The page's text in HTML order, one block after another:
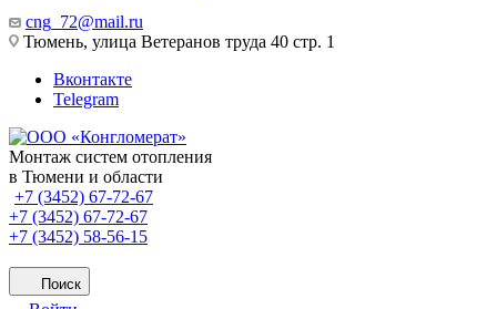
cng_72@mail.ru
Тюмень, улица Ветеранов труда 40 стр. 1
Вконтакте
Telegram
Монтаж систем отопления
в Тюмени и области
+7 (3452) 67-72-67
+7 (3452) 67-72-67
+7 (3452) 58-56-15
Поиск